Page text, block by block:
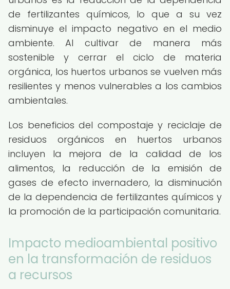
de fertilizantes químicos, lo que a su vez
disminuye el impacto negativo en el medio
ambiente. Al cultivar de manera más
sostenible y cerrar el ciclo de materia
orgánica, los huertos urbanos se vuelven más
resilientes y menos vulnerables a los cambios
ambientales.
Los beneficios del compostaje y reciclaje de
residuos orgánicos en huertos urbanos
incluyen la mejora de la calidad de los
alimentos, la reducción de la emisión de
gases de efecto invernadero, la disminución
de la dependencia de fertilizantes químicos y
la promoción de la participación comunitaria.
Impacto medioambiental positivo
en la transformación de residuos
a recursos